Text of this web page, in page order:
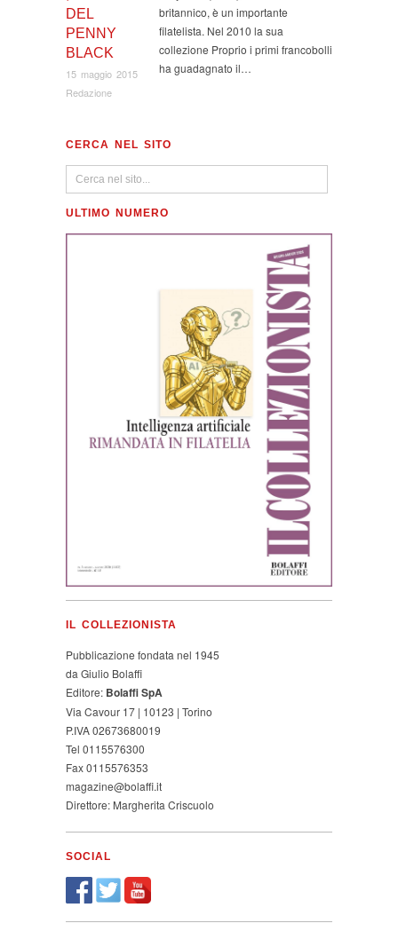
DEL
PENNY
BLACK
15 maggio 2015
Redazione
britannico, è un importante
filatelista. Nel 2010 la sua
collezione Proprio i primi francobolli
ha guadagnato il…
CERCA NEL SITO
ULTIMO NUMERO
IL COLLEZIONISTA
Pubblicazione fondata nel 1945
da Giulio Bolaffi
Editore: Bolaffi SpA
Via Cavour 17 | 10123 | Torino
P.IVA 02673680019
Tel 0115576300
Fax 0115576353
magazine@bolaffi.it
Direttore: Margherita Criscuolo
SOCIAL